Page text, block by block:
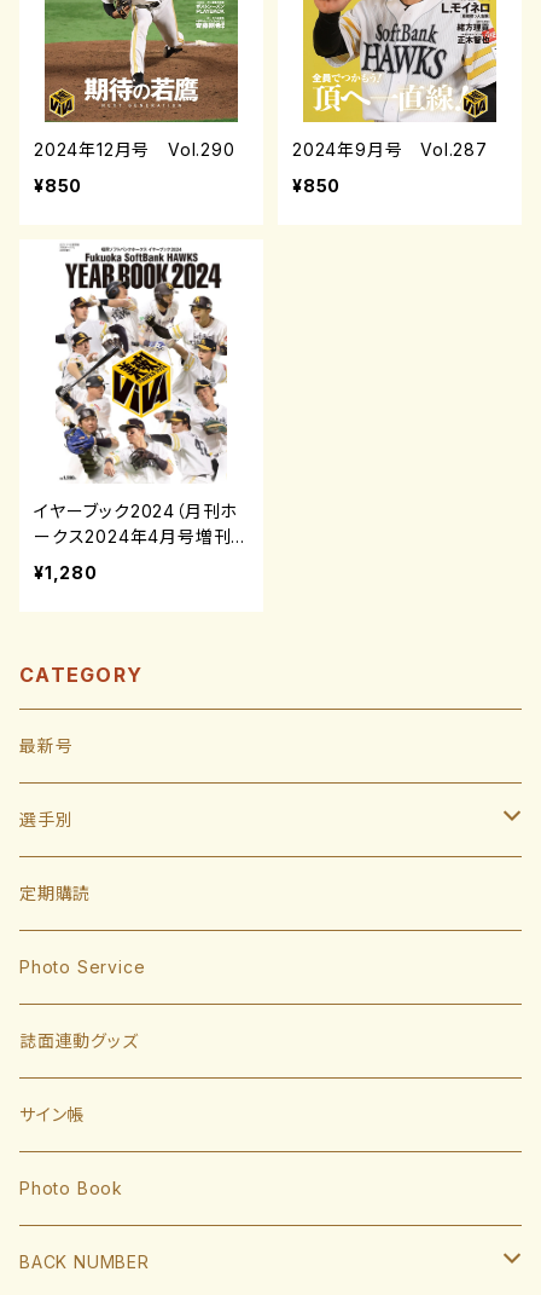
2024年12月号 Vol.290
¥850
2024年9月号 Vol.287
¥850
イヤーブック2024（月刊ホ
ークス2024年4月号増刊）
¥1,280
CATEGORY
最新号
選手別
投手
東浜巨
有原航平
捕手
甲斐拓也
海野隆司
内野手
川瀬晃
山川穂高
外野手
近藤健介
中村晃
監督・コーチ
小久保裕紀監督
定期購読
Photo Service
誌面連動グッズ
サイン帳
Photo Book
BACK NUMBER